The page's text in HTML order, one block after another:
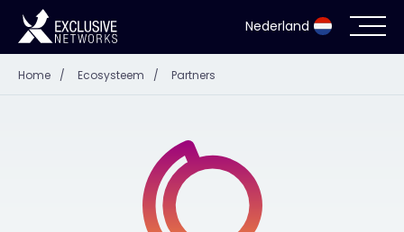
Nederland
Home / Ecosysteem / Partners